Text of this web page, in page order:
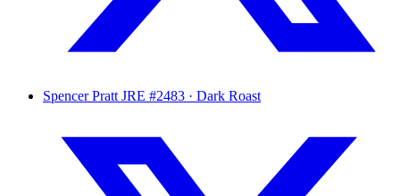
Spencer Pratt JRE #2483 · Dark Roast